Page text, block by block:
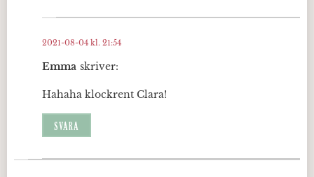
Emma skriver:
2021-08-04 kl. 21:54
Hahaha klockrent Clara!
SVARA